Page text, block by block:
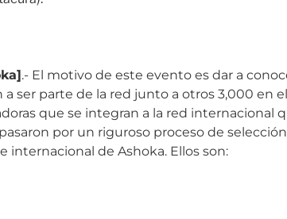
.- El motivo de este evento es dar a
a ser parte de la red junto a otros 3,000 en
que se integran a la red internacional
por un riguroso proceso de
internacional de Ashoka. Ellos son: